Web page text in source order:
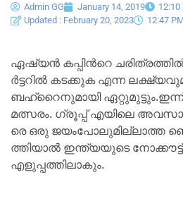
Admin GG January 14, 2019
12:10
Updated : February 20, 2023
12:47
ഏ​ഷ്യ​ന്‍ ക​പ്പി​ന്‍റെ
ർ​ട്ട​റി​ൽ ക​ട​ക്കുക എന്ന
ബഹ്റൈനുമായി ഏറ്റുമുട്ടും.ഇന്ന്
മത്സരം. ഗ്രൂ​പ്പ് എ​യി​ലെ
രെ ഒ​രു ജ​യം​പോ​ലു​മി​ല്ലാ​ത്ത
ത്തി​യാ​ല്‍ ഇ​ന്ത്യ​യു​ടെ
എളുപ്പത്തിലാകും.